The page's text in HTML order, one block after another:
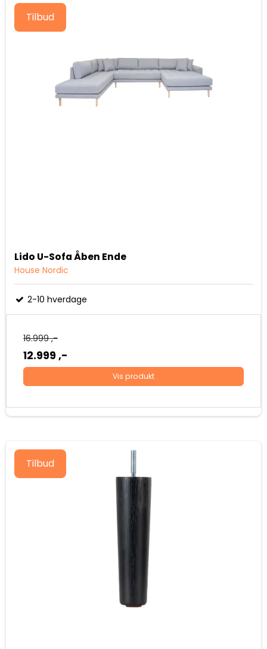
Tilbud
Lido U-Sofa Åben Ende
House Nordic
2-10 hverdage
16.999 ,-
12.999 ,-
Vis produkt
Tilbud